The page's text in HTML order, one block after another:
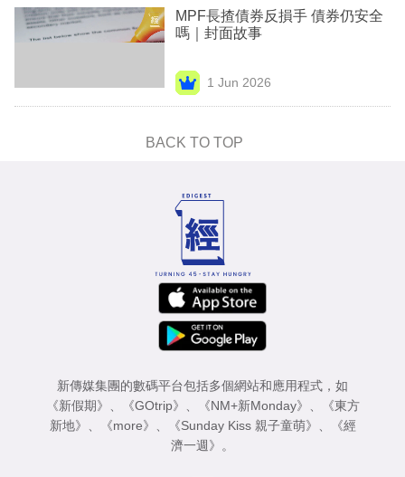
MPF長揸債券反損手 債券仍安全
嗎｜封面故事
1 Jun 2026
BACK TO TOP
新傳媒集團的數碼平台包括多個網站和應用程式，如
《新假期》
《GOtrip》 《NM+新Monday》
《東方
新地》
《more》 《Sunday Kiss 親子童萌》
《經
濟一週》
。